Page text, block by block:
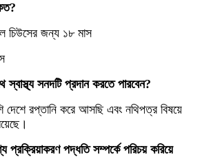
চিউসের জন্য ১৮ মাস
স্বাস্থ্য সনদটি প্রদান করতে পারবেন?
দেশে রপ্তানি করে আসছি এবং নথিপত্র বিষয়ে
পদ্ধতি সম্পর্কে পরিচয় করিয়ে